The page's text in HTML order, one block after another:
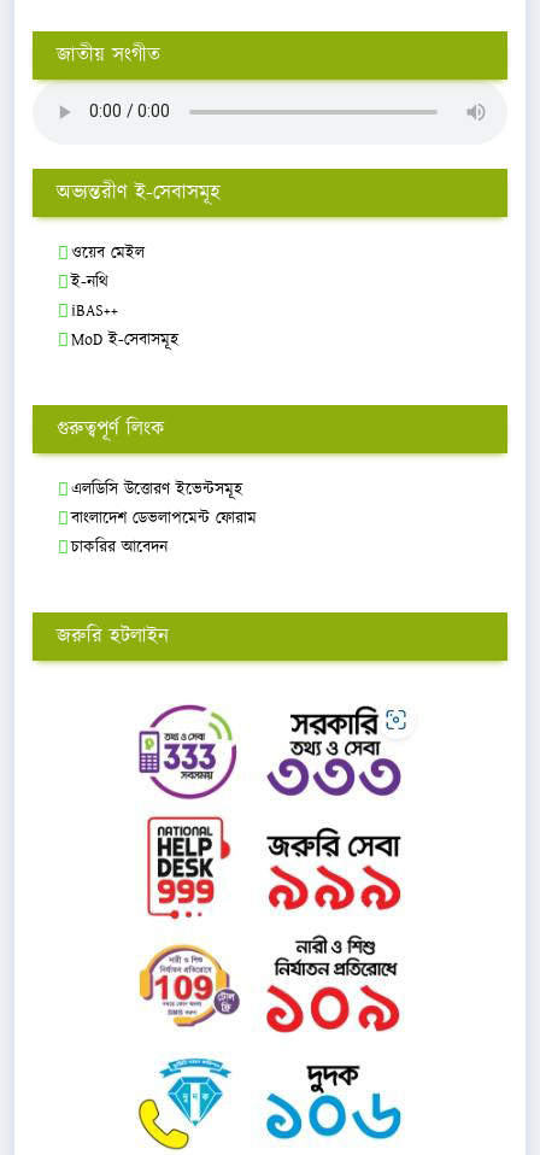
জাতীয় সংগীত
অভ্যন্তরীণ ই-সেবাসমূহ
ওয়েব মেইল
ই-নথি
iBAS++
MoD ই-সেবাসমূহ
গুরুত্বপূর্ণ লিংক
এলডিসি উত্তোরণ ইভেন্টসমূহ
বাংলাদেশ ডেভলাপমেন্ট ফোরাম
চাকরির আবেদন
জরুরি হটলাইন